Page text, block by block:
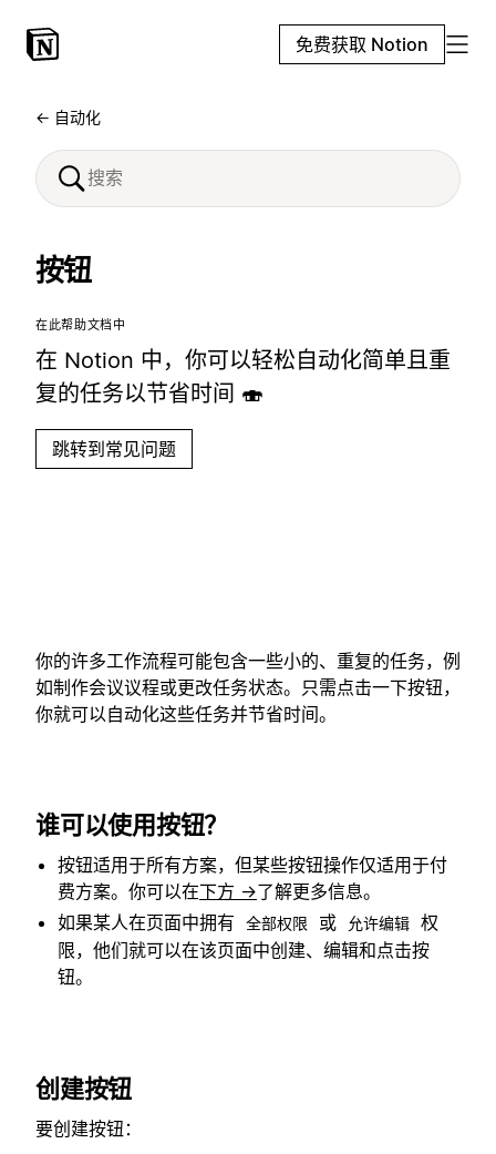
免费获取 Notion
← 自动化
按钮
在此帮助文档中
在 Notion 中，你可以轻松自动化简单且重
复的任务以节省时间 🍣
跳转到常见问题
你的许多工作流程可能包含一些小的、重复的任务，例
如制作会议议程或更改任务状态。只需点击一下按钮，
你就可以自动化这些任务并节省时间。
谁可以使用按钮？
按钮适用于所有方案，但某些按钮操作仅适用于付
费方案。你可以在下方 →了解更多信息。
如果某人在页面中拥有
全部权限 或 允许编辑 权
限，他们就可以在该页面中创建、编辑和点击按
钮。
创建按钮
要创建按钮：